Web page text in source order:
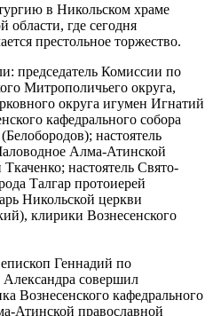
в Никольском храме
области, где сегодня
престольное торжество.
председатель Комиссии по
Митрополичьего округа,
округа игумен Игнатий
кафедрального собора
настоятель
Алма-Атинской
настоятель Свято-
Талгар протоиерей
Никольской церкви
клирики Вознесенского
Геннадий по
совершил
Вознесенского кафедрального
Атинской православной